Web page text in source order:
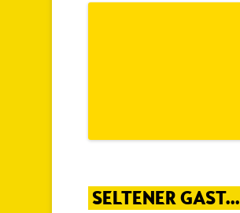
SELTENER GAST…